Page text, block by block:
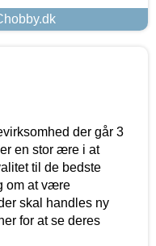
der går 3
en stor ære i at
til de bedste
om at være
skal handles ny
for at se deres